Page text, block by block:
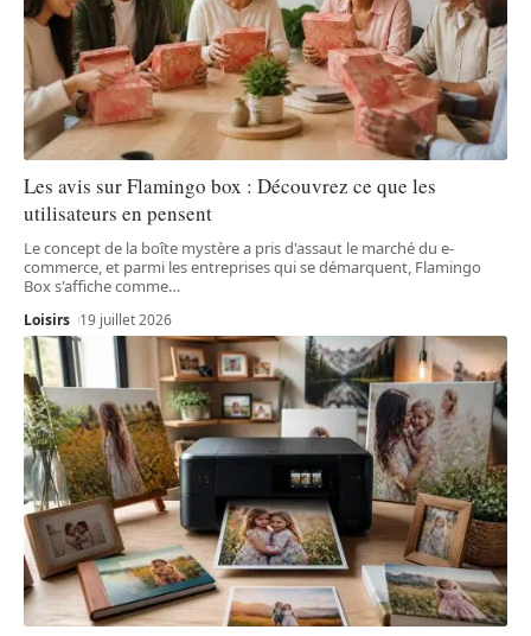
Les avis sur Flamingo box : Découvrez ce que les
utilisateurs en pensent
Le concept de la boîte mystère a pris d'assaut le marché du e-
commerce, et parmi les entreprises qui se démarquent, Flamingo
Box s'affiche comme…
Loisirs 19 juillet 2026